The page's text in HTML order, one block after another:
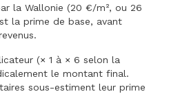
la Wallonie (20 €/m², ou 26
la prime de base, avant
(× 1 à × 6 selon la
le montant final.
sous-estiment leur prime